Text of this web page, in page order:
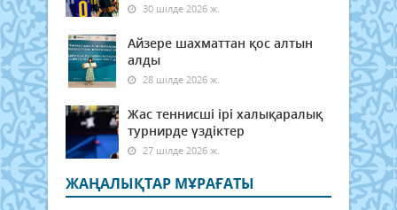
30 шілде 2026 ж.
Айзере шахматтан қос алтын
алды
28 шілде 2026 ж.
Жас теннисші ірі халықаралық
турнирде үздіктер
27 шілде 2026 ж.
ЖАҢАЛЫҚТАР МҰРАҒАТЫ